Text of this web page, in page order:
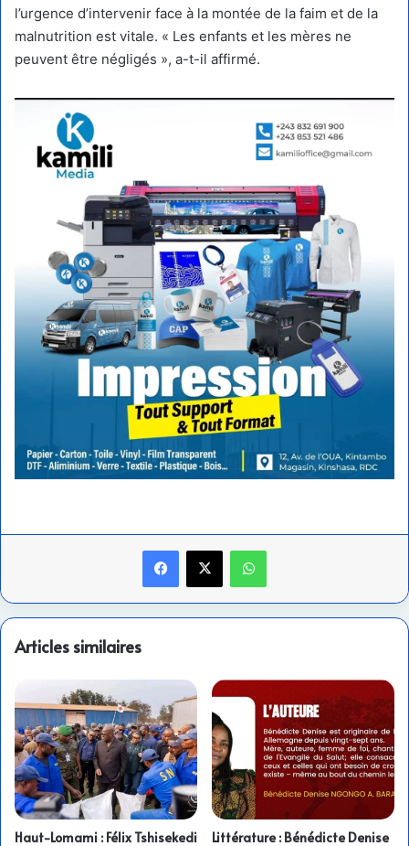
l’urgence d’intervenir face à la montée de la faim et de la
malnutrition est vitale. « Les enfants et les mères ne
peuvent être négligés », a-t-il affirmé.
Facebook
X WhatsApp
Articles similaires
Haut-Lomami : Félix Tshisekedi Littérature : Bénédicte Denise